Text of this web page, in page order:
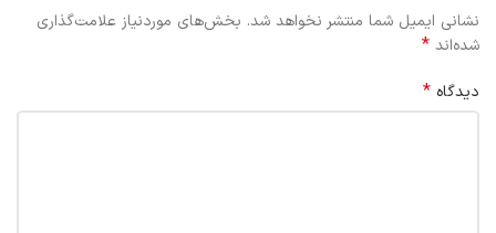
نشانی ایمیل شما منتشر نخواهد شد. بخش‌های موردنیاز علامت‌گذاری
شده‌اند *
دیدگاه *